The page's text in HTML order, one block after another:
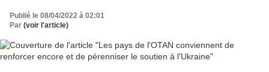
Publié le 08/04/2022 à 02:01
Par (voir l'article)